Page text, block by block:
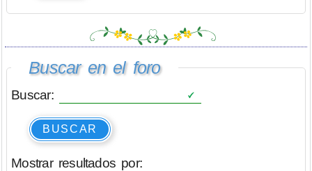
Buscar en el foro
Buscar:
BUSCAR
Mostrar resultados por: